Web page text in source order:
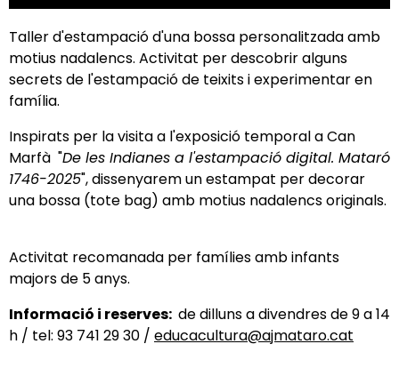
Taller d'estampació d'una bossa personalitzada amb
motius nadalencs. Activitat per descobrir alguns
secrets de l'estampació de teixits i experimentar en
família.
Inspirats per la visita a l'exposició temporal a Can
Marfà "De les Indianes a l'estampació digital. Mataró
1746-2025", dissenyarem un estampat per decorar
una bossa (tote bag) amb motius nadalencs originals.
Activitat recomanada per famílies amb infants
majors de 5 anys.
Informació i reserves: de dilluns a divendres de 9 a 14
h / tel: 93 741 29 30 / educacultura@ajmataro.cat